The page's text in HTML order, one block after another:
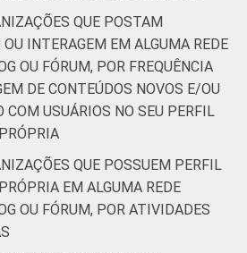
QUE POSTAM
INTERAGEM EM ALGUMA REDE
OU FÓRUM, POR FREQUÊNCIA
DE CONTEÚDOS NOVOS E/OU
COM USUÁRIOS NO SEU PERFIL
QUE POSSUEM PERFIL
EM ALGUMA REDE
OU FÓRUM, POR ATIVIDADES